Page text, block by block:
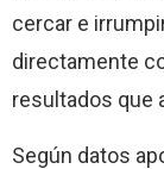
cercar e
directamente
resultados que
Según datos